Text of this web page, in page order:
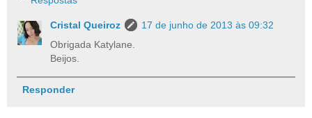
Cristal Queiroz
17 de junho de 2013 às 09:32
Obrigada Katylane.
Beijos.
Responder